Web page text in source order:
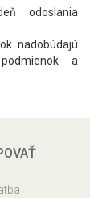
odoslania
nadobúdajú
a